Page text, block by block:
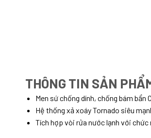
THÔNG TIN SẢN
Men sứ chống dính, chống bám bẩn
Hệ thống xả xoáy Tornado siêu
Tích hợp vòi rửa nước lạnh với chức